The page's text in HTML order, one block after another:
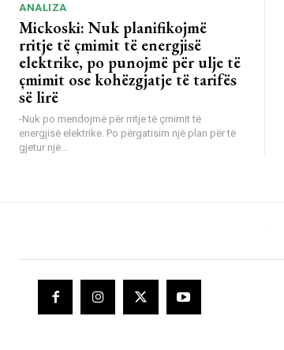
ANALIZA
Mickoski: Nuk planifikojmë
rritje të çmimit të energjisë
elektrike, po punojmë për ulje të
çmimit ose kohëzgjatje të tarifës
së lirë
-Nuk po mendojmë për rritje të çmimit të
energjisë elektrike. Po përgatisim një plan për të
gjetur një...